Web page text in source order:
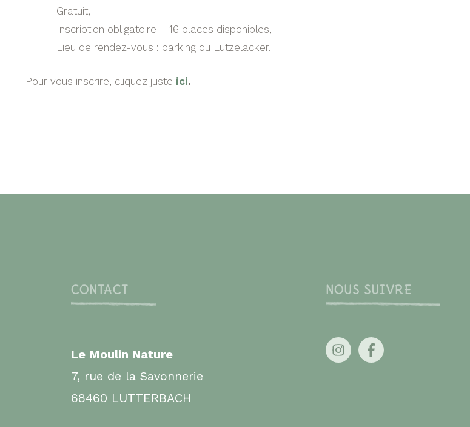
Gratuit,
Inscription obligatoire – 16 places disponibles,
Lieu de rendez-vous : parking du Lutzelacker.
Pour vous inscrire, cliquez juste ici.
CONTACT
Le Moulin Nature
7, rue de la Savonnerie
68460 LUTTERBACH
NOUS SUIVRE